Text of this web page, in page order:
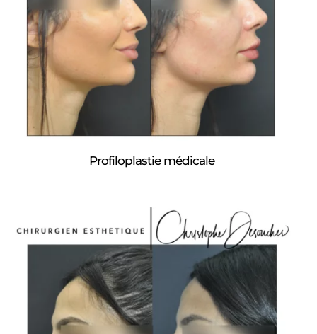
Profiloplastie médicale